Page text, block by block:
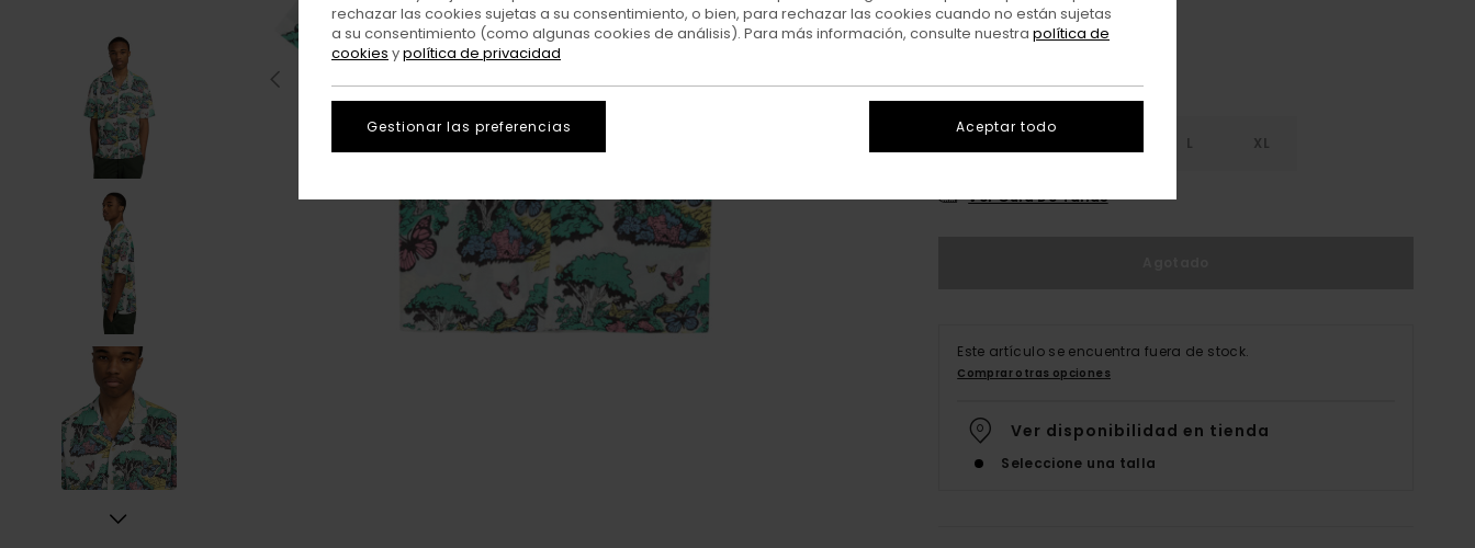
L XL
Ver Guía De Tallas
Este artículo se encuentra fuera de stock.
Comprar otras opciones
Ver disponibilidad en tienda
Seleccione una talla
rechazar las cookies sujetas a su consentimiento, o bien, para rechazar las cookies cuando no están sujetas
a su consentimiento (como algunas cookies de análisis). Para más información, consulte nuestra política de
cookies ypolítica de privacidad
Gestionar las preferencias Aceptar todo